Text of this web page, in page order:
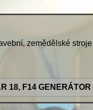
zemědělské
18, F14